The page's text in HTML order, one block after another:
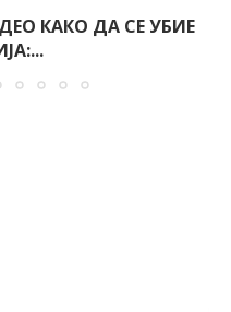
КАКО ДА СЕ УБИЕ